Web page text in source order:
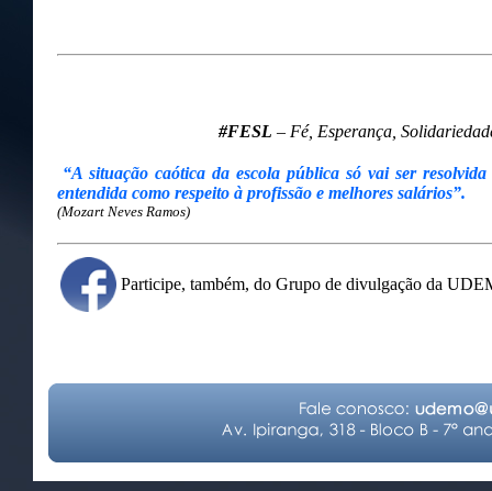
#FESL – Fé, Esperança,
“A situação caótica da escola pública só vai ser
entendida como respeito à profissão e melhores salários”.
(Mozart Neves Ramos)
Participe, também, do Grupo de divulgação da